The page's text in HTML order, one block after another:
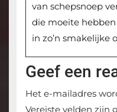
van schepsnoep
die moeite
in zo’n smakelijke
Geef een
Het e-mailadres
Vereiste velden zijn